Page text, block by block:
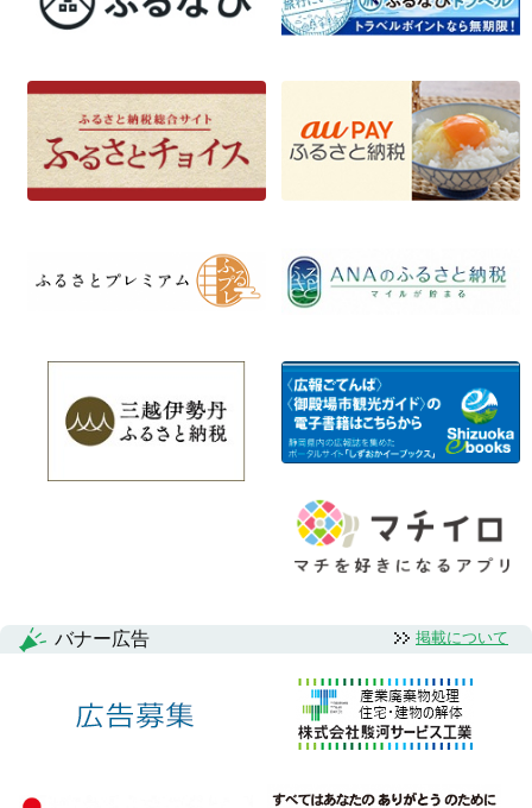
バナー広告 掲載について